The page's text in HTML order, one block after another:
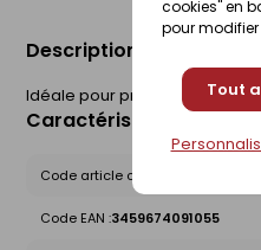
cookies" en
pour
Tout
Description du produit
Idéale pour protéger et
Caractéristiques du
Code article chez le fournisseur :
Code EAN :3459674091055